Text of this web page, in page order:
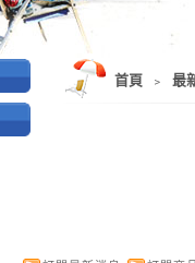
首頁 ﹥ 最